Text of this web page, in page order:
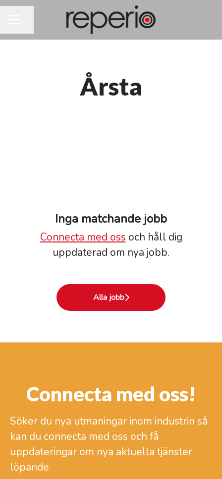
Årsta
Inga matchande jobb
Connecta med oss och håll dig
uppdaterad om nya jobb.
Alla jobb
Connecta med oss!
Söker du nya utmaningar inom industrin så
kan du connecta med oss och få
uppdateringar om nya aktuella tjänster
löpande.